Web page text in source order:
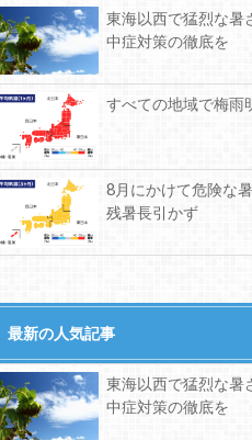
東海以西で猛烈な暑
中症対策の徹底を
すべての地域で梅雨
8月にかけて危険な
残暑長引かず
最新の人気記事
東海以西で猛烈な暑
中症対策の徹底を